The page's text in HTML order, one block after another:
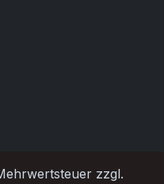
der Europäischen
zusätzlicher TÜV GS
zzgl.